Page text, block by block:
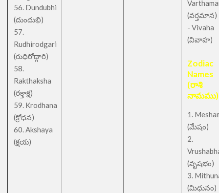
56. Dundubhi
(దుందుభి)
57.
Rudhirodgari
(రుధిరోద్గారి)
58.
Rakthaksha
(రక్తాక్ష)
59. Krodhana
(క్రోధన)
60. Akshaya
(క్షయ)
(వర్తమాన)
- Vivaha
(వివాహ)
Zodiac
Names
(రాశి
నామము)
1.
(మేషం)
2.
(వృషభం)
3.
(మిధునం)